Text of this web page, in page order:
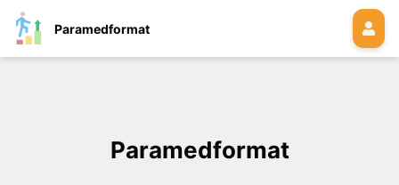
Paramedformat
Paramedformat